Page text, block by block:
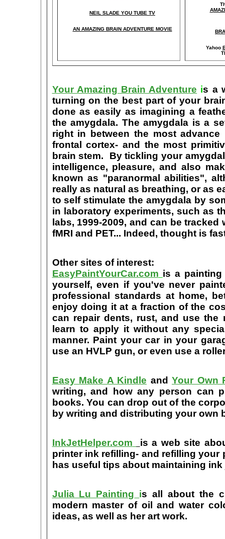
NEIL SLADE YOU TUBE TV
AN AMAZING BRAIN ADVENTURE MOVIE
A
Yahoo
Your Amazing Brain Adventure is a
turning on the best part of your
done as easily as imagining a
the amygdala. The amygdala is a
right in between the most
frontal cortex- and the most
brain stem. By tickling your
intelligence, pleasure, and also
known as "paranormal abilities",
really as natural as breathing, or as
to self stimulate the amygdala by
in laboratory experiments, such as
labs, 1999-2009, and can be
fMRI and PET... Indeed, thought is
Other sites of interest:
EasyPaintYourCar.com is a
yourself, even if you've never
professional standards at home,
enjoy doing it at a fraction of the
can repair dents, rust, and use the
learn to apply it without any
manner. Paint your car in your
use an HVLP gun, or even use a
Easy Make A Kindle and Your Own
writing, and how any person can
books. You can drop out of the
by writing and distributing your
InkJetHelper.com
is a web site
printer ink refilling- and refilling your
has useful tips about maintaining
Julia Lu Painting is all about the
modern master of oil and water
ideas, as well as her art work.